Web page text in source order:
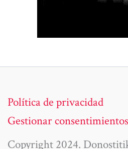
Política de privacidad
Gestionar consentimientos
Copyright 2024.